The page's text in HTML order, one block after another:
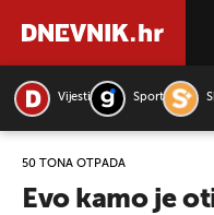
Vijesti Sport
50 TONA OTPADA
Evo kamo je
PRETRAŽITE VIJESTI